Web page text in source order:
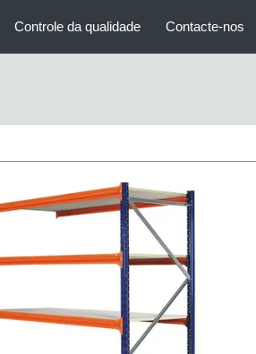
Controle da qualidade Contacte-nos